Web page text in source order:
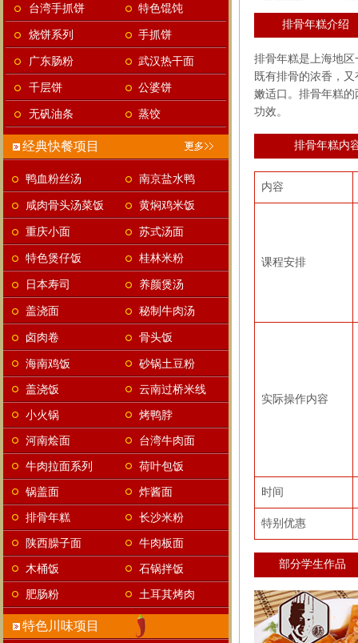
台湾手抓饼 特色馄饨
烧饼系列 手抓饼
广东肠粉 武汉热干面
千层饼 公婆饼
无矾油条 蒸饺
经典快餐项目
鸭血粉丝汤 南京盐水鸭
咸肉骨头汤菜饭 黄焖鸡米饭
重庆小面 苏式汤面
特色煲仔饭 桂林米粉
日本寿司 养颜煲汤
盖浇面 秘制牛肉汤
卤肉卷 骨头饭
海南鸡饭 砂锅土豆粉
盖浇饭 云南过桥米线
小火锅 烤鸭脖
河南烩面 台湾牛肉面
牛肉拉面系列 荷叶包饭
锅盖面 炸酱面
排骨年糕 长沙米粉
陕西臊子面 牛肉板面
木桶饭 石锅拌饭
肥肠粉 土耳其烤肉
特色川味项目
排骨年糕介绍
排骨年糕是上海地
既有排骨的浓香，
嫩适口。排骨年糕
功效。
排骨年糕内
内容
课程安排
实际操作内容
时间
特别优惠
部分学生作品